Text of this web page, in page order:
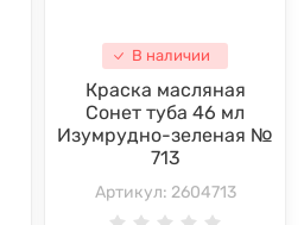
В наличии
Краска масляная
Сонет туба 46 мл
Изумрудно-зеленая №
713
Артикул: 2604713